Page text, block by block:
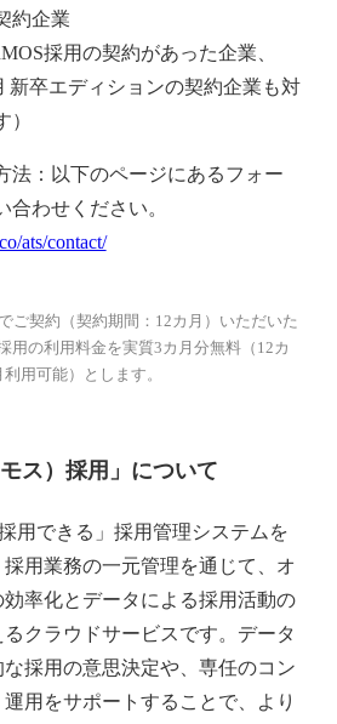
約企業
採用の契約があった企業、
新卒エディションの契約企業も対
法：以下のページにあるフォー
合わせください。
ats/contact/
契約（契約期間：12カ月）いただいた
用の利用料金を実質3カ月分無料（12カ
用可能）とします。
ス）採用」について
用できる」採用管理システムを
用業務の一元管理を通じて、オ
率化とデータによる採用活動の
クラウドサービスです。データ
採用の意思決定や、専任のコン
用をサポートすることで、より